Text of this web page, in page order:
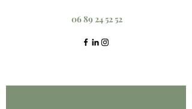
06 89 24 52 52